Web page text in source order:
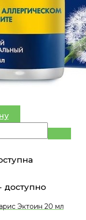
доступно
Эктоин 20 мл